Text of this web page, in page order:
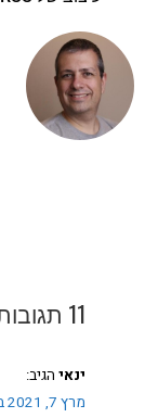
11 תגובות
ינאי הגיב:
מרץ 7, 2021 בשעה 11:11 am